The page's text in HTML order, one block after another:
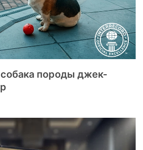
породы джек-